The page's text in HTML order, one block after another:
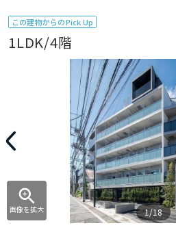
この建物からのPick Up
1LDK/4階
画像を拡大 1/18